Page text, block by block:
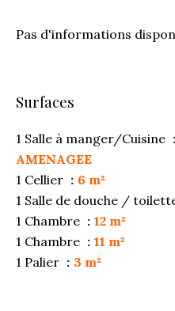
Pas d'informations
Surfaces
1 Salle à manger/Cuisine
AMENAGEE
1 Cellier
6 m²
1 Salle de douche /
1 Chambre
12 m²
1 Chambre
11 m²
1 Palier
3 m²